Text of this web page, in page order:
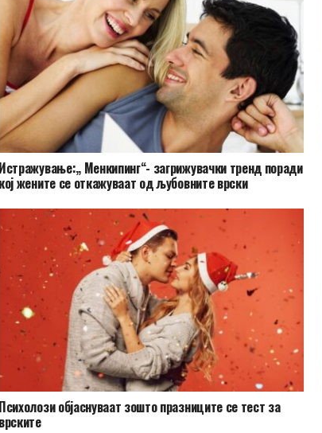
Истражување:„ Менкипинг“- загрижувачки тренд поради
кој жените се откажуваат од љубовните врски
Психолози објаснуваат зошто празниците се тест за
врските